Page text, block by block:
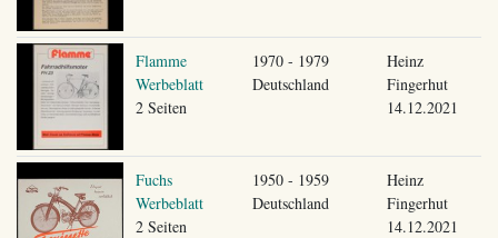
Flamme
Werbeblatt
2 Seiten
1970 - 1979
Deutschland
Heinz
Fingerhut
14.12.2021
Fuchs
Werbeblatt
2 Seiten
1950 - 1959
Deutschland
Heinz
Fingerhut
14.12.2021